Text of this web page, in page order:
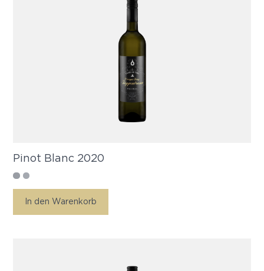
Pinot Blanc 2020
In den Warenkorb